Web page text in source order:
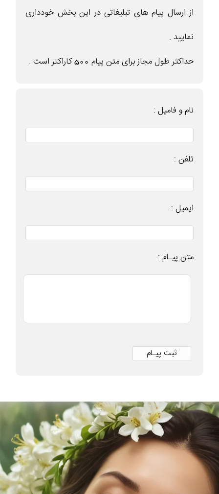
از ارسال پیام های تبلیغاتی در این بخش خودداری
نمایید .
حداکثر طول مجاز برای متن پیام 500 کاراکتر است .
نام و فامیل :
تلفن :
ایمیل :
متن پیـام :